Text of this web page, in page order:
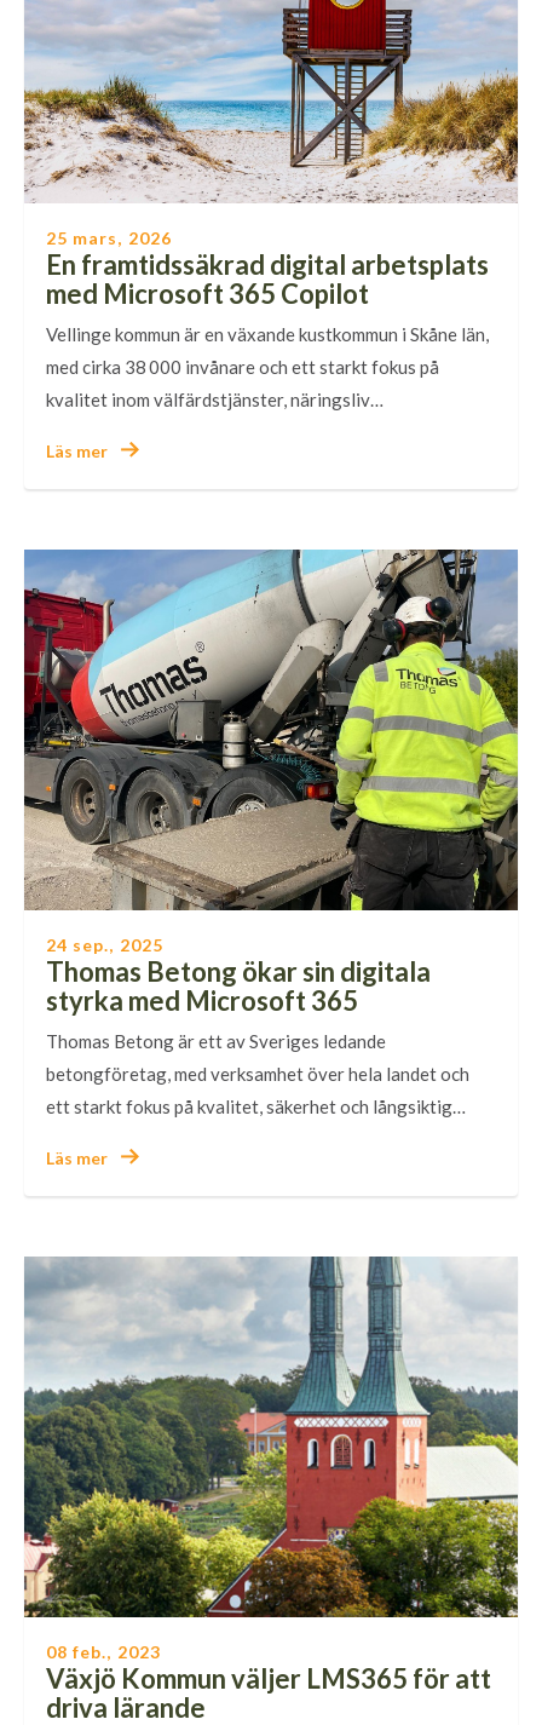
25 mars, 2026
En framtidssäkrad digital arbetsplats
med Microsoft 365 Copilot
Vellinge kommun är en växande kustkommun i Skåne län,
med cirka 38 000 invånare och ett starkt fokus på
kvalitet inom välfärdstjänster, näringsliv…
Läs mer
24 sep., 2025
Thomas Betong ökar sin digitala
styrka med Microsoft 365
Thomas Betong är ett av Sveriges ledande
betongföretag, med verksamhet över hela landet och
ett starkt fokus på kvalitet, säkerhet och långsiktig…
Läs mer
08 feb., 2023
Växjö Kommun väljer LMS365 för att
driva lärande